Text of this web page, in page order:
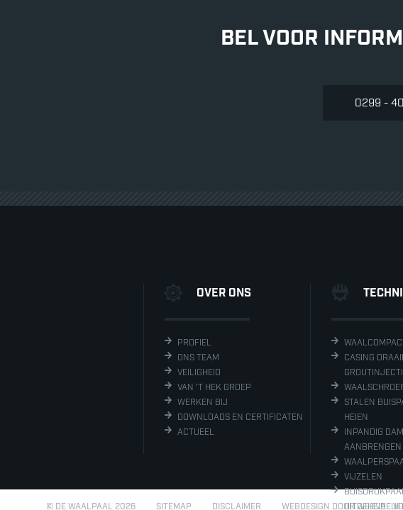
BEL VOOR
0299 -
OVER ONS
PROFIEL
ONS TEAM
VEILIGHEID
VAN 'T HEK GROEP
WERKEN BIJ
DOWNLOADS EN CERTIFICATEN
ACTUEEL
CASING
STALEN
HEIEN
INPANDIG
AANBRENGEN
VIJZELEN
UITGEHEIDE
© DE WAALPAAL 2026 SITEMAP DISCLAIMER WEBDESIGN DOOR WEBVALUE